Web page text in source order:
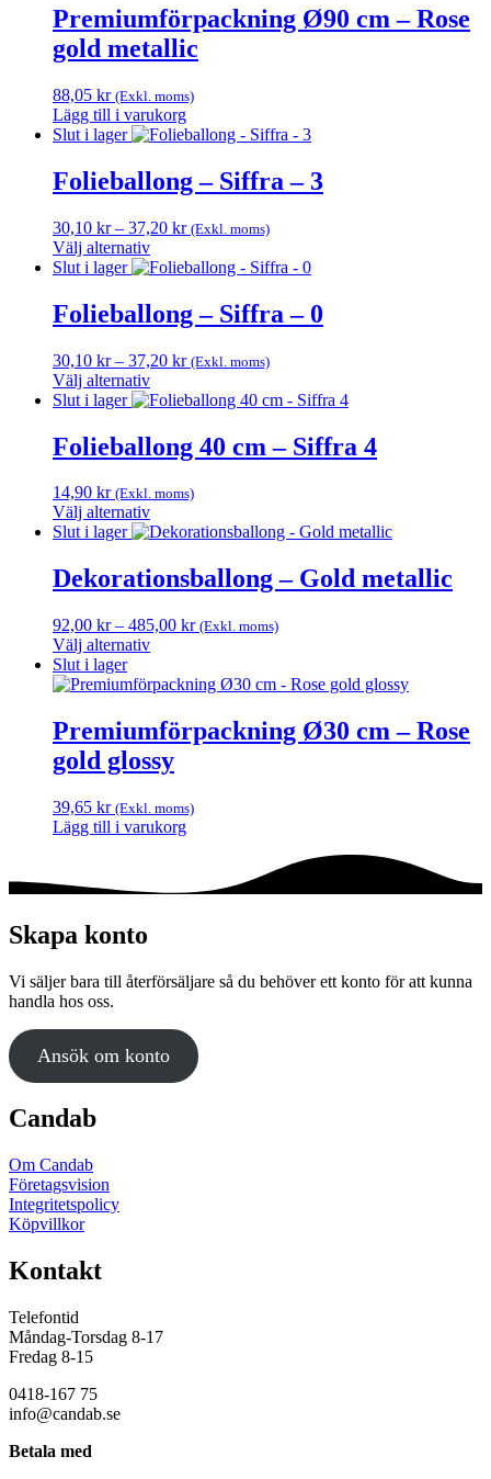
har
flera
varianter.
olika
alternativen
kan
väljas
på
produktsidan
Premiumförpackning Ø90 cm – Rose
gold metallic
88,05 kr (Exkl. moms)
Lägg till i varukorg
Slut i lager
Folieballong – Siffra – 3
30,10 kr – 37,20 krPrisintervall:
till
(Exkl. moms)
Välj alternativ
Den
produkten
har
varianter.
De
olika
kan
väljas
på
produktsidan
Slut i lager
Folieballong – Siffra – 0
30,10 kr – 37,20 krPrisintervall:
till
(Exkl. moms)
Välj alternativ
Den
produkten
har
varianter.
De
olika
kan
väljas
på
produktsidan
Slut i lager
Folieballong 40 cm – Siffra 4
14,90 kr (Exkl. moms)
Välj alternativ
Den
produkten
har
varianter.
De
olika
alternativen
väljas
på
produktsidan
Slut i lager
Dekorationsballong – Gold metallic
92,00 kr – 485,00 krPrisintervall:
485,00 kr
(Exkl. moms)
Välj alternativ
Den
här
har
flera
varianter.
olika
alternativen
kan
på
produktsidan
Slut i lager
Premiumförpackning Ø30 cm – Rose
gold glossy
39,65 kr (Exkl. moms)
Lägg till i varukorg
Skapa konto
Vi säljer bara till återförsäljare så du behöver ett konto för att kunna
handla hos oss.
Ansök om konto
Candab
Om Candab
Företagsvision
Integritetspolicy
Köpvillkor
Kontakt
Telefontid
Måndag-Torsdag 8-17
Fredag 8-15
0418-167 75
info@candab.se
Betala med